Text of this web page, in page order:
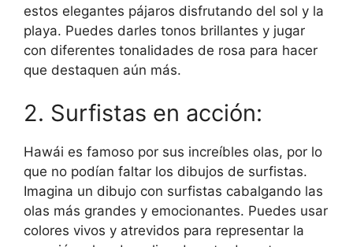
estos elegantes pájaros disfrutando del sol y la
playa. Puedes darles tonos brillantes y jugar
con diferentes tonalidades de rosa para hacer
que destaquen aún más.
2. Surfistas en acción:
Hawái es famoso por sus increíbles olas, por lo
que no podían faltar los dibujos de surfistas.
Imagina un dibujo con surfistas cabalgando las
olas más grandes y emocionantes. Puedes usar
colores vivos y atrevidos para representar la